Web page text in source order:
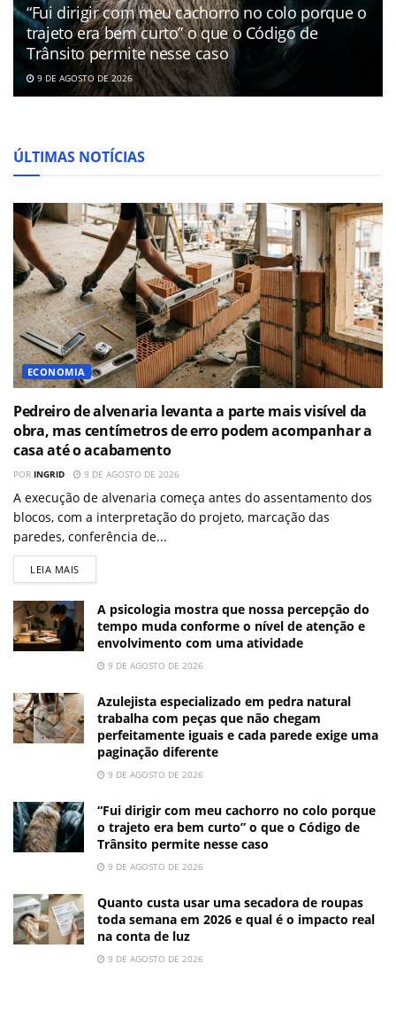
“Fui dirigir com meu cachorro no colo porque o
trajeto era bem curto” o que o Código de
Trânsito permite nesse caso
9 DE AGOSTO DE 2026
ÚLTIMAS NOTÍCIAS
ECONOMIA
Pedreiro de alvenaria levanta a parte mais visível da
obra, mas centímetros de erro podem acompanhar a
casa até o acabamento
POR INGRID 9 DE AGOSTO DE 2026
A execução de alvenaria começa antes do assentamento dos
blocos, com a interpretação do projeto, marcação das
paredes, conferência de...
LEIA MAIS
A psicologia mostra que nossa percepção do
tempo muda conforme o nível de atenção e
envolvimento com uma atividade
9 DE AGOSTO DE 2026
Azulejista especializado em pedra natural
trabalha com peças que não chegam
perfeitamente iguais e cada parede exige uma
paginação diferente
9 DE AGOSTO DE 2026
“Fui dirigir com meu cachorro no colo porque
o trajeto era bem curto” o que o Código de
Trânsito permite nesse caso
9 DE AGOSTO DE 2026
Quanto custa usar uma secadora de roupas
toda semana em 2026 e qual é o impacto real
na conta de luz
9 DE AGOSTO DE 2026